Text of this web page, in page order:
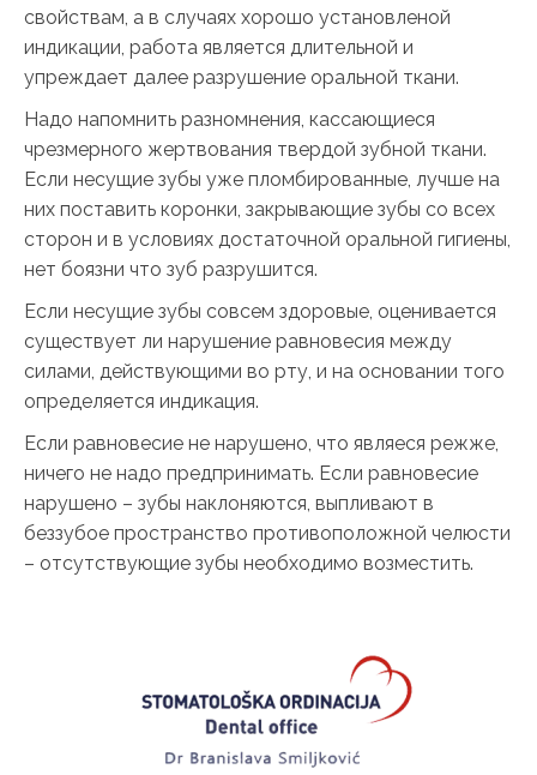
свойствам, а в случаях хорошо установленой
индикации, работа является длительной и
упреждает далее разрушение оральной ткани.
Надо напомнить разномнения, кассающиеся
чрезмерного жертвования твердой зубной ткани.
Если несущие зубы уже пломбированные, лучше на
них поставить коронки, закрывающие зубы со всех
сторон и в условиях достаточной оральной гигиены,
нет боязни что зуб разрушится.
Если несущие зубы совсем здоровые, оценивается
существует ли нарушение равновесия между
силами, действующими во рту, и на основании того
определяется индикация.
Если равновесие не нарушено, что являеся режже,
ничего не надо предпринимать. Если равновесие
нарушено – зубы наклоняются, выпливают в
беззубое пространство противоположной челюсти
– отсутствующие зубы необходимо возместить.